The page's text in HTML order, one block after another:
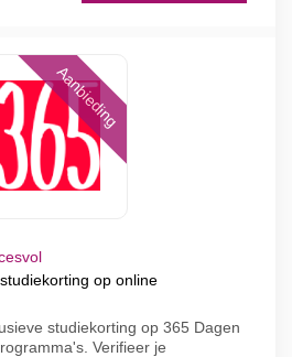
Aanbieding
op online
studiekorting op 365 Dagen
Verifieer je